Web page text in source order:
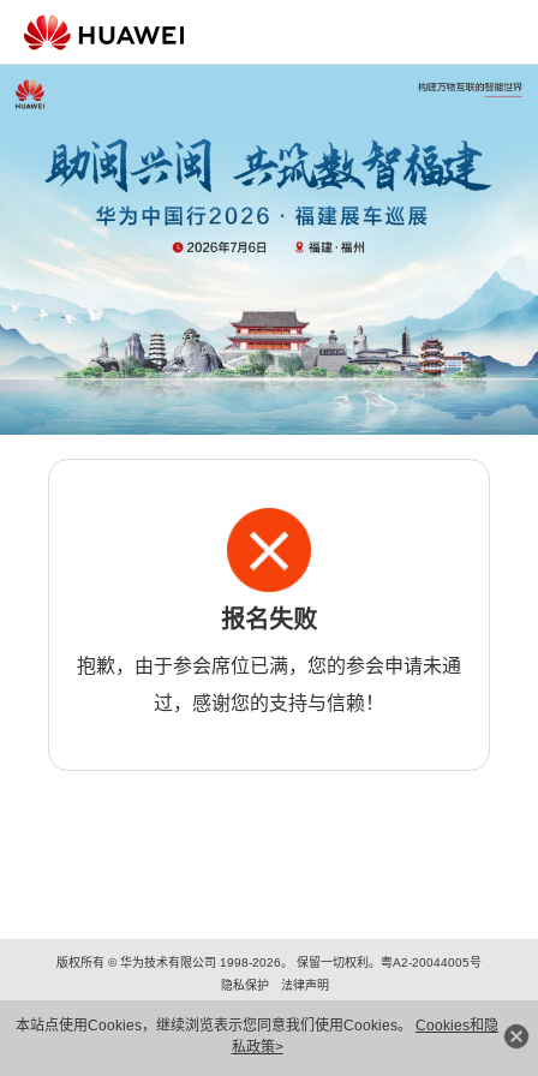
本站点使用Cookies，继续浏览表示您同意我们使用Cookies。 Cookies和隐
私政策>
报名失败
抱歉，由于参会席位已满，您的参会申请未通
过，感谢您的支持与信赖！
版权所有 © 华为技术有限公司 1998-2026。 保留一切权利。粤A2-20044005号
隐私保护
法律声明